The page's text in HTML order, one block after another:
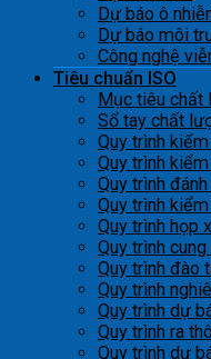
Dự báo ô
Dự báo môi
Công nghệ
Tiêu chuẩn ISO
Mục tiêu chất
Sổ tay chất
Quy trình
Quy trình
Quy trình
Quy trình
Quy trình họp
Quy trình
Quy trình đào
Quy trình
Quy trình dự
Quy trình ra
Quy trình dự